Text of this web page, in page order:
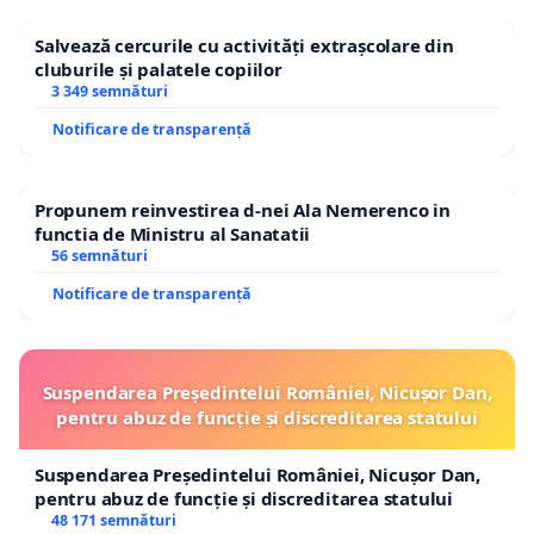
numărului de funcții din aparatul serviciilor publice
evidență a persoanelor, constituirea patrimoniului și
resurselor umane, financiare și materiale din 24.11.2004
solicităm să luați în considerare oportunitatea de a
de evidență a populației.
Sperăm ca nevoia noastră de cetățeni de a accesa facil
publice comunitare de evidență a populației să
crește numărul contribuabililor cu domiciliul in comuna
Berceni.
discutăm oportunitatea de soluționare a prezentei
Notă[1]: Versiunea inițială a petiției, redactata în
Salvează cercurile cu activități extrașcolare din
cluburile și palatele copiilor
3 349 semnături
Notificare de transparență
Propunem reinvestirea d-nei Ala Nemerenco in
functia de Ministru al Sanatatii
56 semnături
Notificare de transparență
Suspendarea Președintelui României, Nicușor Dan,
pentru abuz de funcție și discreditarea statului
Suspendarea Președintelui României, Nicușor Dan,
pentru abuz de funcție și discreditarea statului
48 171 semnături